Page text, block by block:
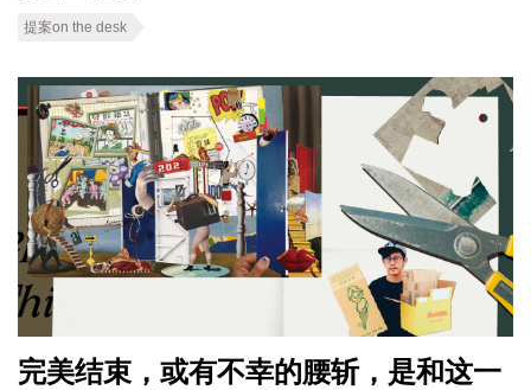
提案on the desk
完美结束，或有不幸的腰斩，是和这一